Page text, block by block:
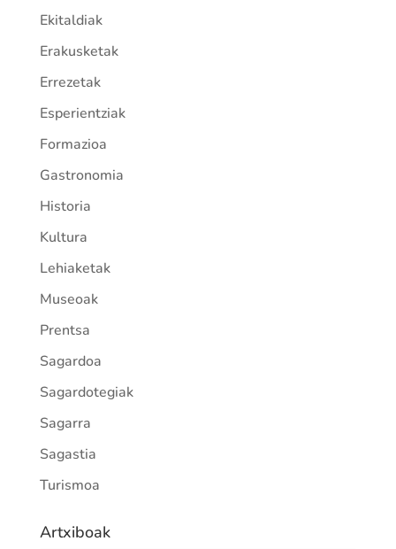
Ekitaldiak
Erakusketak
Errezetak
Esperientziak
Formazioa
Gastronomia
Historia
Kultura
Lehiaketak
Museoak
Prentsa
Sagardoa
Sagardotegiak
Sagarra
Sagastia
Turismoa
Artxiboak